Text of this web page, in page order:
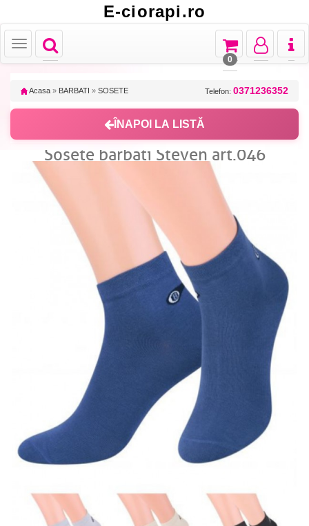
E-ciorapi.ro
Toggle
navigation
Toggle
Toggle
navigation
Toggle
navigation
Toggle
navigation
0
Acasa » BARBATI » SOSETE Telefon: 0371236352
ÎNAPOI LA LISTĂ
Sosete barbati Steven art.046